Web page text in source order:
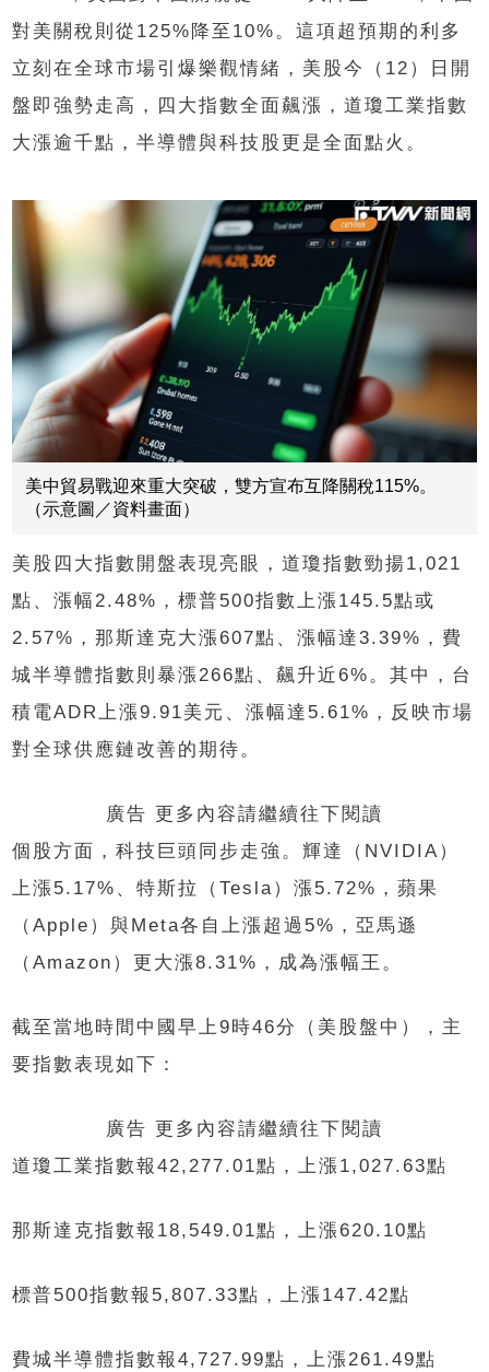
對美關稅則從125%降至10%。這項超預期的利多
立刻在全球市場引爆樂觀情緒，美股今（12）日開
盤即強勢走高，四大指數全面飆漲，道瓊工業指數
大漲逾千點，半導體與科技股更是全面點火。
美中貿易戰迎來重大突破，雙方宣布互降關稅115%。
（示意圖／資料畫面）
美股四大指數開盤表現亮眼，道瓊指數勁揚1,021
點、漲幅2.48%，標普500指數上漲145.5點或
2.57%，那斯達克大漲607點、漲幅達3.39%，費
城半導體指數則暴漲266點、飆升近6%。其中，台
積電ADR上漲9.91美元、漲幅達5.61%，反映市場
對全球供應鏈改善的期待。
廣告 更多內容請繼續往下閱讀
個股方面，科技巨頭同步走強。輝達（NVIDIA）
上漲5.17%、特斯拉（Tesla）漲5.72%，蘋果
（Apple）與Meta各自上漲超過5%，亞馬遜
（Amazon）更大漲8.31%，成為漲幅王。
截至當地時間中國早上9時46分（美股盤中），主
要指數表現如下：
廣告 更多內容請繼續往下閱讀
道瓊工業指數報42,277.01點，上漲1,027.63點
那斯達克指數報18,549.01點，上漲620.10點
標普500指數報5,807.33點，上漲147.42點
費城半導體指數報4,727.99點，上漲261.49點